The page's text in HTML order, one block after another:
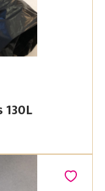
20 Sac Poubelles 130L